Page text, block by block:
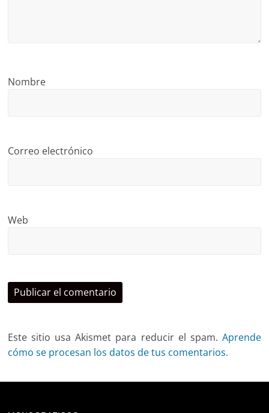
Nombre
Correo electrónico
Web
Este sitio usa Akismet para reducir el spam. Aprende
cómo se procesan los datos de tus comentarios.